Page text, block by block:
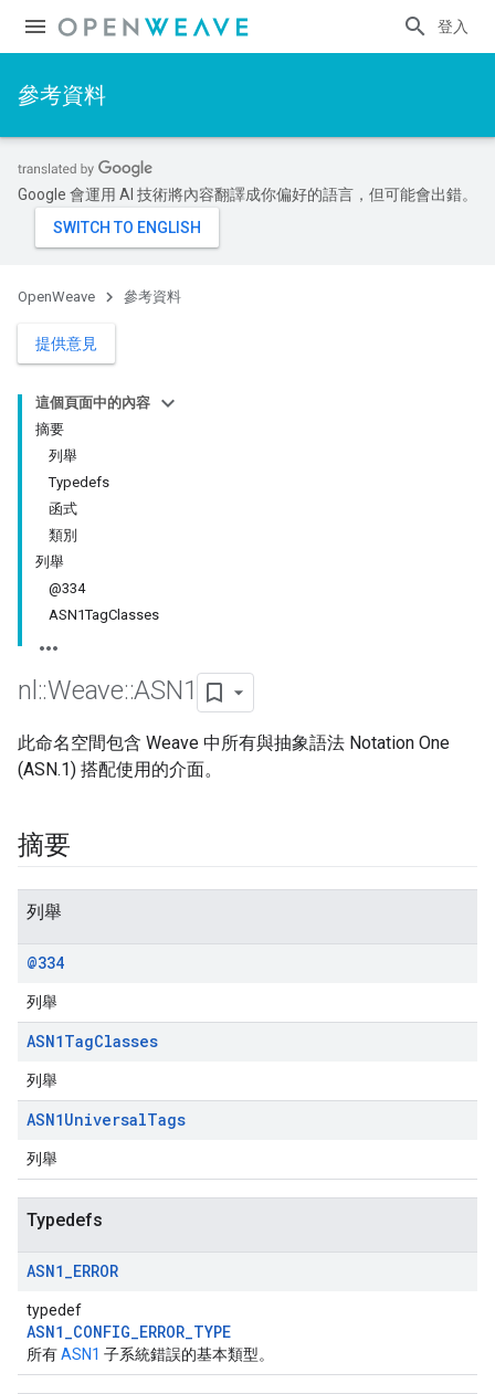
登入
參考資料
Google 會運用 AI 技術將內容翻譯成你偏好的語言，但可能會出錯。
OpenWeave 參考資料
提供意見
這個頁面中的內容
摘要
列舉
Typedefs
函式
類別
列舉
@334
ASN1TagClasses
nl ::Weave::ASN1
此命名空間包含 Weave 中所有與抽象語法 Notation One
(ASN.1) 搭配使用的介面。
摘要
列舉
@334
列舉
ASN1TagClasses
列舉
ASN1UniversalTags
列舉
Typedefs
ASN1_ERROR
typedef
ASN1_CONFIG_ERROR_TYPE
所有ASN1 子系統錯誤的基本類型。